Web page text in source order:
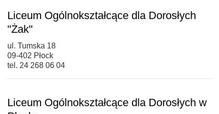
Liceum Ogólnokształcące dla Dorosłych
"Żak"
ul. Tumska 18
09-402 Płock
tel. 24 268 06 04
Liceum Ogólnokształcące dla Dorosłych w